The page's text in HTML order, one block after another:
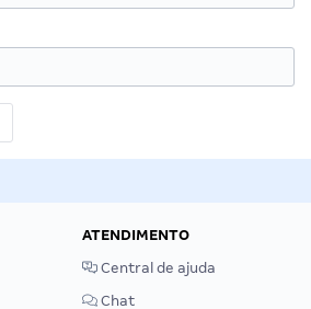
ATENDIMENTO
Central de ajuda
Chat